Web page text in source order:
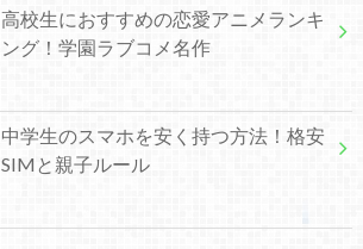
高校生におすすめの恋愛アニメランキ
ング！学園ラブコメ名作
中学生のスマホを安く持つ方法！格安
SIMと親子ルール